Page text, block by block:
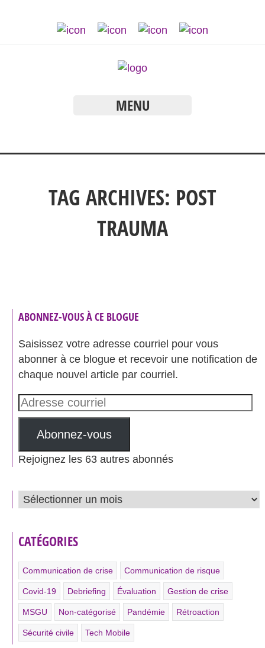
MENU
TAG ARCHIVES: POST
TRAUMA
ABONNEZ-VOUS À CE BLOGUE
Saisissez votre adresse courriel pour vous
abonner à ce blogue et recevoir une notification de
chaque nouvel article par courriel.
Adresse
courriel
Abonnez-vous
Rejoignez les 63 autres abonnés
ARCHIVES
CATÉGORIES
Communication de crise Communication de risque
Covid-19 Debriefing Évaluation Gestion de crise
MSGU Non-catégorisé Pandémie Rétroaction
Sécurité civile Tech Mobile